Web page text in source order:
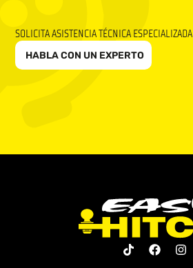
SOLICITA ASISTENCIA TÉCNICA ESPECIALIZADA
HABLA CON UN EXPERTO